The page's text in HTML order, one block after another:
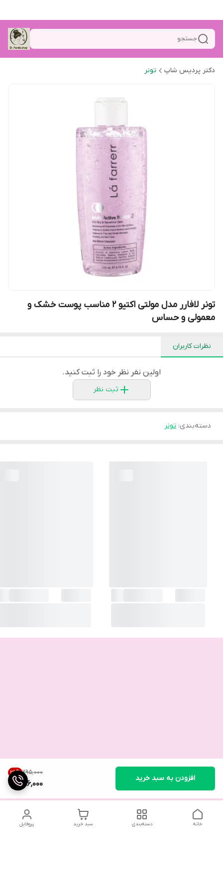
جستجو
دکتر پردیس شاپ تونر
تونر لافارر مدل مولتی اکتیو 2 مناسب پوست خشک و
معمولی و حساس
۲۹۵٬۰۰۰ 26%
216,000
افزودن به سبد خرید
نظرات کاربران
اولین نفر نظر خود را ثبت کنید.
ثبت نظر
دسته‌بندی: تونر
پروفایل سبد خرید دسته‌بندی خانه